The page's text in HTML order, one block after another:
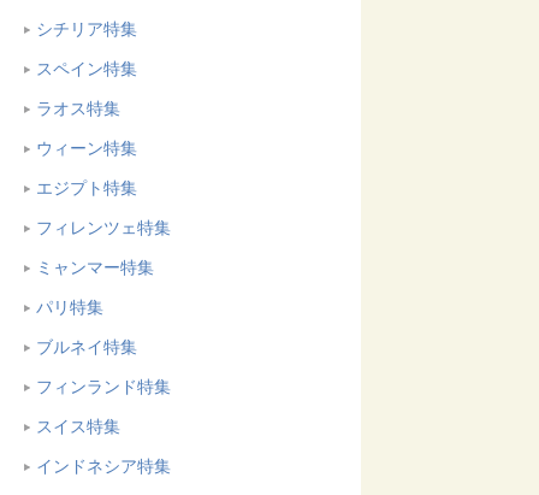
シチリア特集
スペイン特集
ラオス特集
ウィーン特集
エジプト特集
フィレンツェ特集
ミャンマー特集
パリ特集
ブルネイ特集
フィンランド特集
スイス特集
インドネシア特集